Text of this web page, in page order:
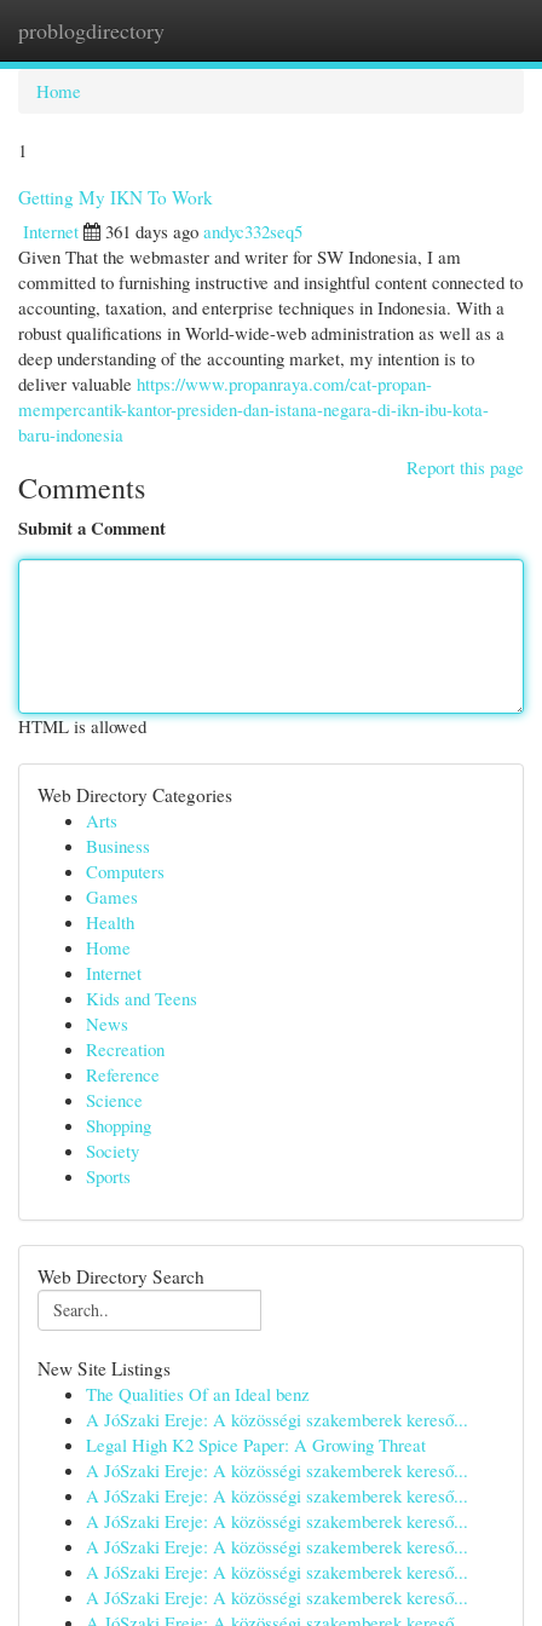
problogdirectory
Home
1
Getting My IKN To Work
Internet
361 days ago andyc332seq5
Given That the webmaster and writer for SW Indonesia, I am
committed to furnishing instructive and insightful content connected to
accounting, taxation, and enterprise techniques in Indonesia. With a
robust qualifications in World-wide-web administration as well as a
deep understanding of the accounting market, my intention is to
deliver valuable https://www.propanraya.com/cat-propan-
mempercantik-kantor-presiden-dan-istana-negara-di-ikn-ibu-kota-
baru-indonesia
Report this page
Comments
Submit a Comment
HTML is allowed
Web Directory Categories
Arts
Business
Computers
Games
Health
Home
Internet
Kids and Teens
News
Recreation
Reference
Science
Shopping
Society
Sports
Web Directory Search
New Site Listings
The Qualities Of an Ideal benz
A JóSzaki Ereje: A közösségi szakemberek kereső...
Legal High K2 Spice Paper: A Growing Threat
A JóSzaki Ereje: A közösségi szakemberek kereső...
A JóSzaki Ereje: A közösségi szakemberek kereső...
A JóSzaki Ereje: A közösségi szakemberek kereső...
A JóSzaki Ereje: A közösségi szakemberek kereső...
A JóSzaki Ereje: A közösségi szakemberek kereső...
A JóSzaki Ereje: A közösségi szakemberek kereső...